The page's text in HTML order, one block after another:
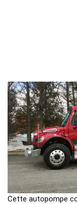
Cette autopompe